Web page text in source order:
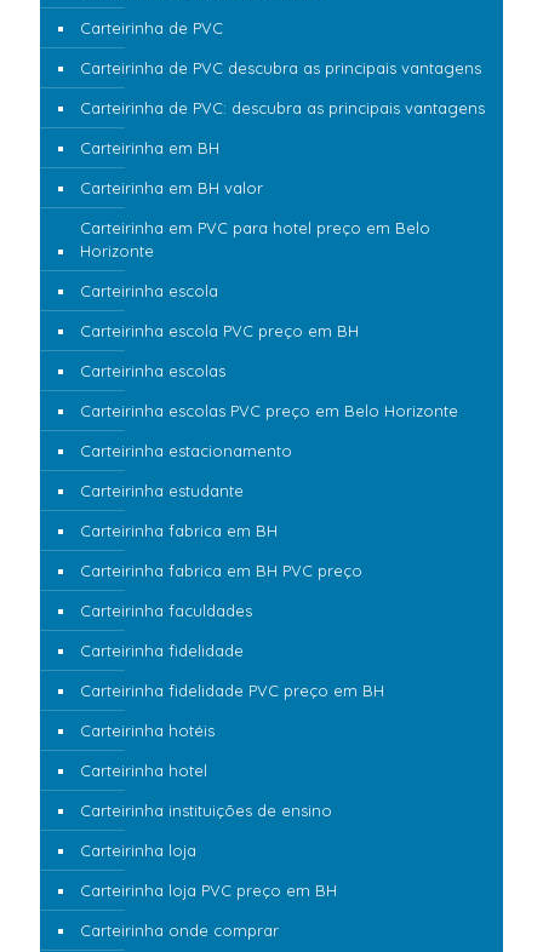
Carteirinha de PVC
Carteirinha de PVC descubra as principais vantagens
Carteirinha de PVC: descubra as principais vantagens
Carteirinha em BH
Carteirinha em BH valor
Carteirinha em PVC para hotel preço em Belo
Horizonte
Carteirinha escola
Carteirinha escola PVC preço em BH
Carteirinha escolas
Carteirinha escolas PVC preço em Belo Horizonte
Carteirinha estacionamento
Carteirinha estudante
Carteirinha fabrica em BH
Carteirinha fabrica em BH PVC preço
Carteirinha faculdades
Carteirinha fidelidade
Carteirinha fidelidade PVC preço em BH
Carteirinha hotéis
Carteirinha hotel
Carteirinha instituições de ensino
Carteirinha loja
Carteirinha loja PVC preço em BH
Carteirinha onde comprar